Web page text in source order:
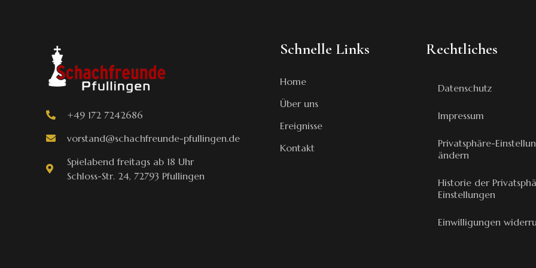
+49 172 7242686
vorstand@schachfreunde-pfullingen.de
Spielabend freitags ab 18 Uhr
Schloss-Str. 24, 72793 Pfullingen
Schnelle Links
Home
Über uns
Ereignisse
Kontakt
Rechtliches
Datenschutz
Impressum
Privatsphäre-
ändern
Historie der
Einstellungen
Einwilligungen